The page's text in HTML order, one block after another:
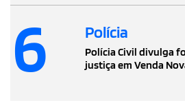
6 Polícia
Polícia Civil divulga
justiça em Venda